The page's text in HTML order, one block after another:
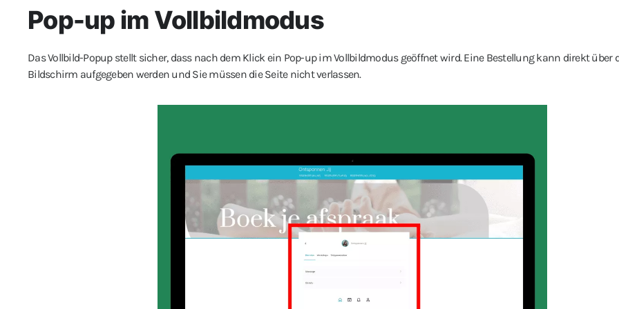
Pop-up im Vollbildmodus
Das Vollbild-Popup stellt sicher, dass nach dem Klick ein Pop-up im Vollbildmodus geöffnet wird. Eine Bestellung kann direkt über
Bildschirm aufgegeben werden und Sie müssen die Seite nicht verlassen.